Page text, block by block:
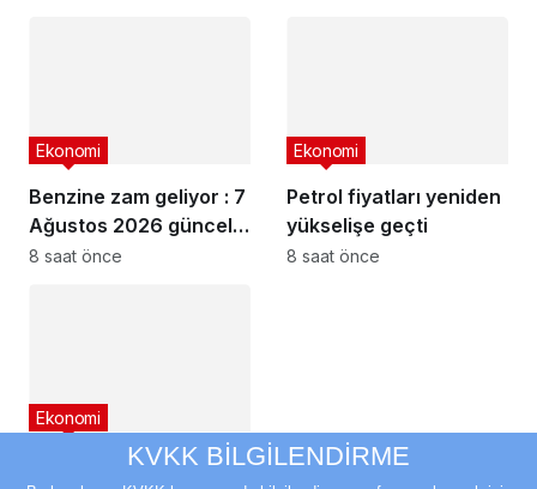
Benzine zam geliyor : 7
Ağustos 2026 güncel
akaryakıt fiyatları
Ekonomi
8 saat önce
Petrol fiyatları yeniden
yükselişe geçti
Ekonomi
8 saat önce
Fed yetkililerinden faiz
Ekonomi
KVKK BİLGİLENDİRME